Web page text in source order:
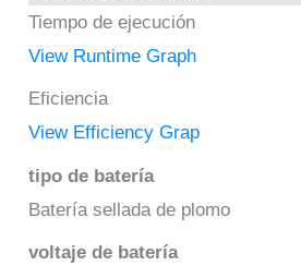
Tiempo de ejecución
View Runtime Graph
Eficiencia
View Efficiency Grap
tipo de batería
Batería sellada de plomo
voltaje de batería